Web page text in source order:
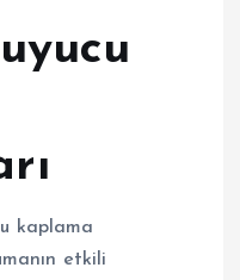
kaplama
etkili